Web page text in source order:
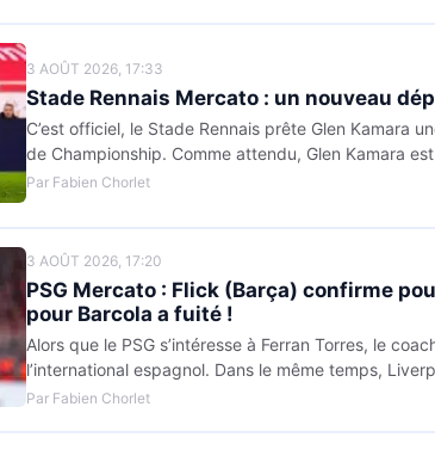
3 AOÛT 2026, 17:33
Stade Rennais Mercato : un nouveau
C’est officiel, le Stade Rennais prête Glen Kamara
de Championship. Comme attendu, Glen Kamara
Par Fabien Chorlet
3 AOÛT 2026, 17:20
PSG Mercato : Flick (Barça) confirme
pour Barcola a fuité !
Alors que le PSG s’intéresse à Ferran Torres, le
l’international espagnol. Dans le même temps,
Par Fabien Chorlet